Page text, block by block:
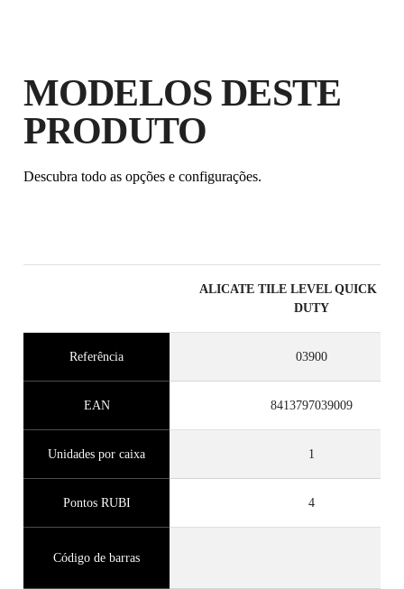
CLUB RUBI
GARANTIA GRATUITA
MODELOS DESTE
PRODUTO
Descubra todo as opções e configurações.
ALICATE TILE LEVEL QUICK
DUTY
Referência 03900
EAN 8413797039009
Unidades por caixa 1
Pontos RUBI 4
Código de barras